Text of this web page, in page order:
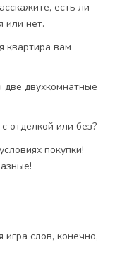
есть ли
или нет.
квартира вам
двухкомнатные
отделкой или без?
покупки!
слов, конечно,